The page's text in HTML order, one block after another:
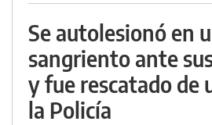
Se autolesionó en
sangriento ante
y fue rescatado de
la Policía